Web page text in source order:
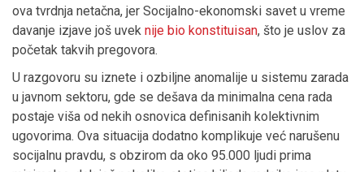
ova tvrdnja netačna, jer Socijalno-ekonomski savet u vreme
davanje izjave još uvek nije bio konstituisan, što je uslov za
početak takvih pregovora.
U razgovoru su iznete i ozbiljne anomalije u sistemu zarada
u javnom sektoru, gde se dešava da minimalna cena rada
postaje viša od nekih osnovica definisanih kolektivnim
ugovorima. Ova situacija dodatno komplikuje već narušenu
socijalnu pravdu, s obzirom da oko 95.000 ljudi prima